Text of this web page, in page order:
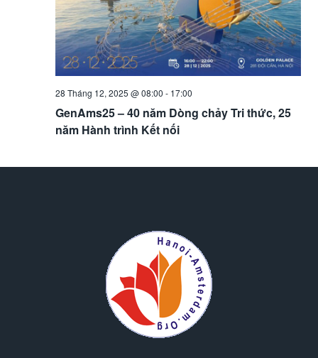
28 Tháng 12, 2025 @ 08:00 - 17:00
GenAms25 – 40 năm Dòng chảy Tri thức, 25
năm Hành trình Kết nối